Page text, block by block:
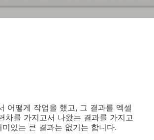
어떻게 작업을 했고, 그 결과를 엑셀
차를 가지고서 나왔는 결과를 가지고
있는 큰 결과는 없기는 합니다.